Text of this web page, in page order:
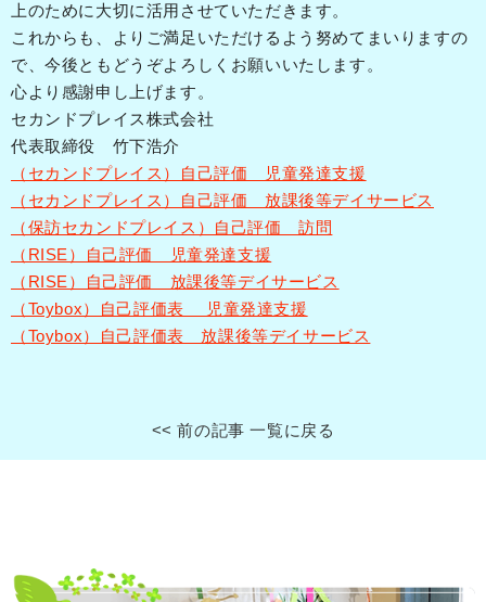
上のために大切に活用させていただきます。
これからも、よりご満足いただけるよう努めてまいりますの
で、今後ともどうぞよろしくお願いいたします。
心より感謝申し上げます。
セカンドプレイス株式会社
代表取締役 竹下浩介
（セカンドプレイス）自己評価 児童発達支援
（セカンドプレイス）自己評価 放課後等デイサービス
（保訪セカンドプレイス）自己評価 訪問
（RISE）自己評価 児童発達支援
（RISE）自己評価 放課後等デイサービス
（Toybox）自己評価表 児童発達支援
（Toybox）自己評価表 放課後等デイサービス
<< 前の記事 一覧に戻る